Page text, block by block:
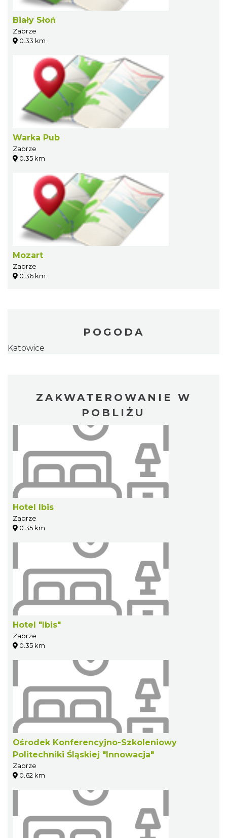
Biały Słoń
Zabrze
0.33 km
Warka Pub
Zabrze
0.35 km
Mozart
Zabrze
0.36 km
POGODA
Katowice
ZAKWATEROWANIE W
POBLIŻU
Hotel Ibis
Zabrze
0.35 km
Hotel "Ibis"
Zabrze
0.35 km
Ośrodek Konferencyjno-Szkoleniowy
Politechniki Śląskiej "Innowacja"
Zabrze
0.62 km